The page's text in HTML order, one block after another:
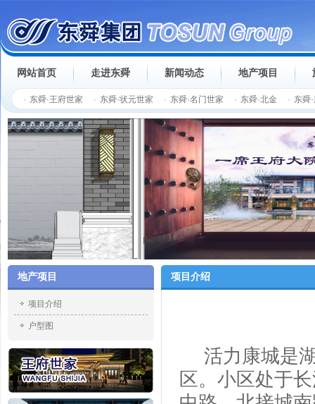
网站首页 走进东舜 新闻动态 地产项目
· 东舜·王府世家 · 东舜·状元世家 · 东舜·名门世家 · 东舜·北金 · 东舜
· 武冈铜宝新城 · 万象新天 · 华申昭州鑫城 · 活力康城
地产项目
项目介绍
户型图
项目介绍
活力康城是
区。小区处于